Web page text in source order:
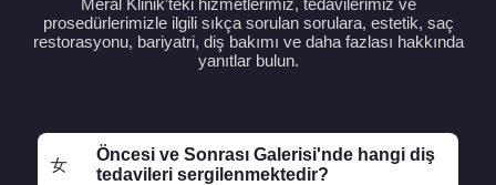
prosedürlerimizle ilgili sıkça sorulan sorulara, estetik, saç
restorasyonu, bariyatri, diş bakımı ve daha fazlası hakkında
yanıtlar bulun.
Öncesi ve Sonrası Galerisi'nde hangi diş
tedavileri sergilenmektedir?